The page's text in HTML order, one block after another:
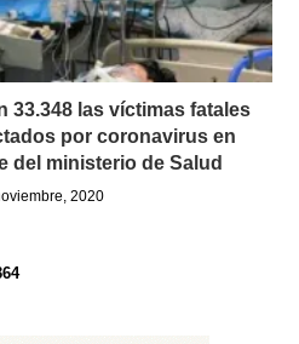
33.348 las víctimas fatales
por coronavirus en
del ministerio de Salud
2020